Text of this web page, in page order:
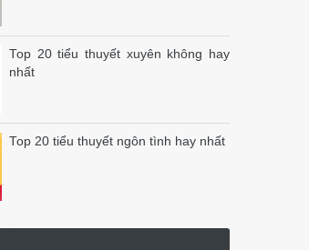
Top 20 tiểu thuyết xuyên không hay
nhất
Top 20 tiểu thuyết ngôn tình hay nhất